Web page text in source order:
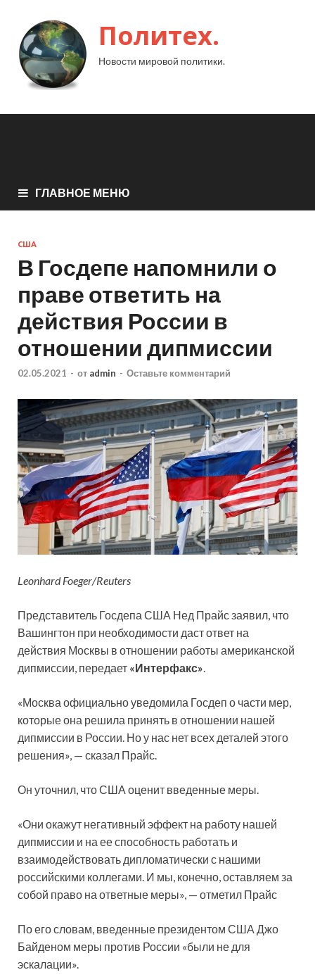
Политех.
Новости мировой политики.
ГЛАВНОЕ МЕНЮ
США
В Госдепе напомнили о
праве ответить на
действия России в
отношении дипмиссии
02.05.2021 - от admin - Оставьте комментарий
Leonhard Foeger/Reuters
Представитель Госдепа США Нед Прайс заявил, что
Вашингтон при необходимости даст ответ на
действия Москвы в отношении работы американской
дипмиссии, передает «Интерфакс».
«Москва официально уведомила Госдеп о части мер,
которые она решила принять в отношении нашей
дипмиссии в России. Но у нас нет всех деталей этого
решения», — сказал Прайс.
Он уточнил, что США оценит введенные меры.
«Они окажут негативный эффект на работу нашей
дипмиссии и на ее способность работать и
взаимодействовать дипломатически с нашими
российскими коллегами. И мы, конечно, оставляем за
собой право на ответные меры», — отметил Прайс
По его словам, введенные президентом США Джо
Байденом меры против России «были не для
эскалации».